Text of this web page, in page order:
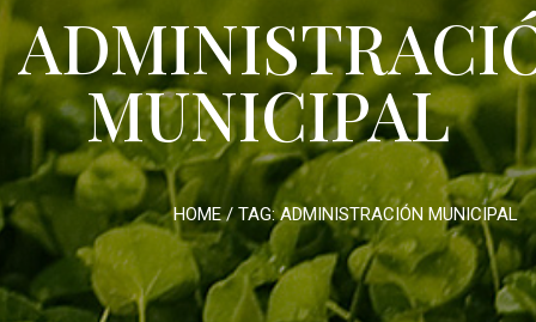
MUNICIPAL
HOME/ TAG:ADMINISTRACIÓN MUNICIPAL